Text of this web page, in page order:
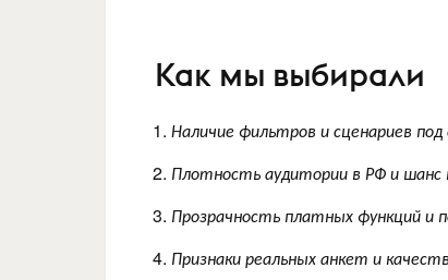
Как мы выбирали
Наличие фильтров и сценариев
Плотность аудитории в РФ и шанс
Прозрачность платных функций и
Признаки реальных анкет и